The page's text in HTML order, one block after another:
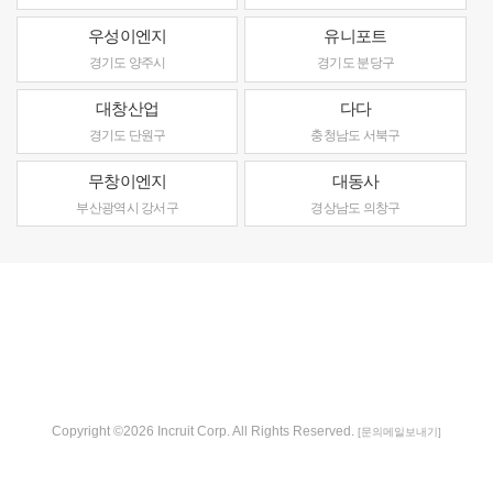
우성이엔지
경기도 양주시
유니포트
경기도 분당구
대창산업
경기도 단원구
다다
충청남도 서북구
무창이엔지
부산광역시 강서구
대동사
경상남도 의창구
Copyright ©2026 Incruit Corp. All Rights Reserved. [문의메일보내기]